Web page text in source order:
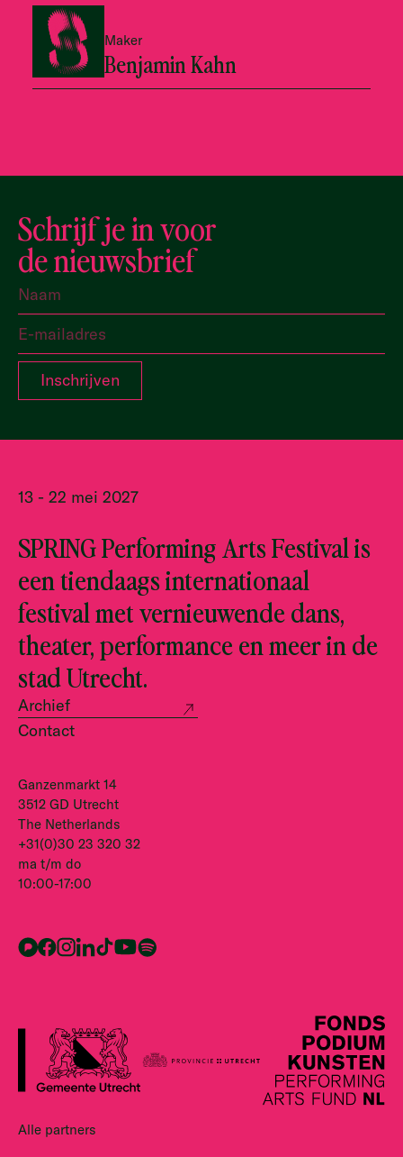
Maker
Benjamin Kahn
Schrijf je in voor
de nieuwsbrief
13 - 22 mei 2027
SPRING Performing Arts Festival is
een tiendaags internationaal
festival met vernieuwende dans,
theater, performance en meer in de
stad Utrecht.
Archief
Contact
Ganzenmarkt 14
3512 GD Utrecht
The Netherlands
+31(0)30 23 320 32
ma t/m do
10:00-17:00
Alle partners